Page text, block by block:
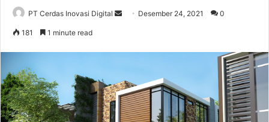
PT Cerdas Inovasi Digital
n
e
m
Desember 24, 2021 0
181 1 minute read